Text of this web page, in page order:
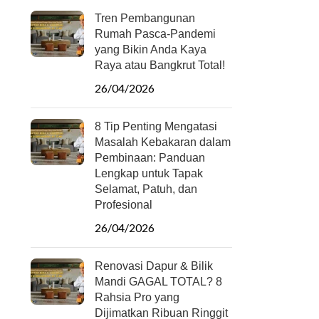
Tren Pembangunan
Rumah Pasca-Pandemi
yang Bikin Anda Kaya
Raya atau Bangkrut Total!
26/04/2026
8 Tip Penting Mengatasi
Masalah Kebakaran dalam
Pembinaan: Panduan
Lengkap untuk Tapak
Selamat, Patuh, dan
Profesional
26/04/2026
Renovasi Dapur & Bilik
Mandi GAGAL TOTAL? 8
Rahsia Pro yang
Dijimatkan Ribuan Ringgit